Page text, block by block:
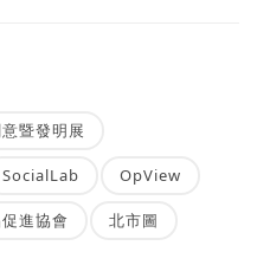
暨發明展
SocialLab OpView
進協會 北市圖